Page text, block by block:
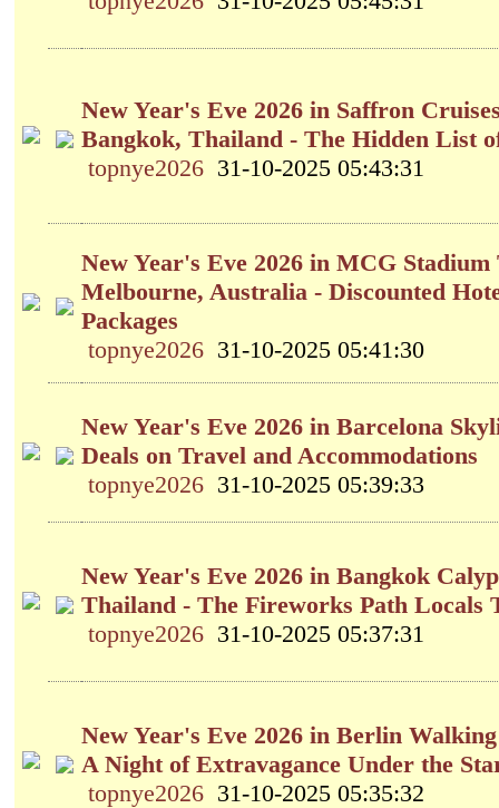
New Year's Eve 2026 in Saffron
Bangkok, Thailand - The Hidden List
topnye2026 31-10-2025 05:43:31
New Year's Eve 2026 in MCG
Melbourne, Australia - Discounted
Packages
topnye2026 31-10-2025 05:41:30
New Year's Eve 2026 in Barcelona
Deals on Travel and Accommodations
topnye2026 31-10-2025 05:39:33
New Year's Eve 2026 in Bangkok
Thailand - The Fireworks Path Locals
topnye2026 31-10-2025 05:37:31
New Year's Eve 2026 in Berlin
A Night of Extravagance Under the
topnye2026 31-10-2025 05:35:32